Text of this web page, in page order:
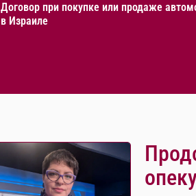
Договор при покупке или продаже
в Израиле